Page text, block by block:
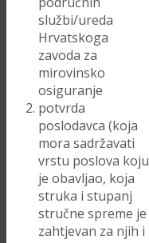
službi/ureda
Hrvatskoga
zavoda za
mirovinsko
osiguranje
potvrda
poslodavca (koja
mora sadržavati
vrstu poslova koju
je obavljao, koja
struka i stupanj
stručne spreme je
zahtjevan za njih i